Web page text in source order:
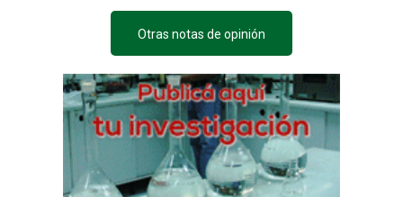
Otras notas de opinión